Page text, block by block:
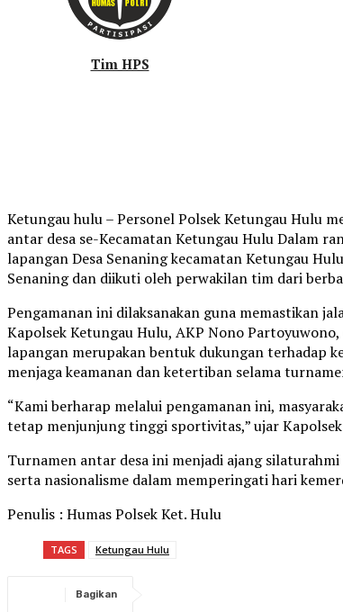
Tim HPS
Ketungau hulu – Personel Polsek Ketungau Hulu
antar desa se-Kecamatan Ketungau Hulu Dalam
lapangan Desa Senaning kecamatan Ketungau
Senaning dan diikuti oleh perwakilan tim dari
Pengamanan ini dilaksanakan guna memastikan
Kapolsek Ketungau Hulu, AKP Nono
lapangan merupakan bentuk dukungan terhadap
menjaga keamanan dan ketertiban selama
“Kami berharap melalui pengamanan ini,
tetap menjunjung tinggi sportivitas,” ujar
Turnamen antar desa ini menjadi ajang
serta nasionalisme dalam memperingati hari
Penulis : Humas Polsek Ket. Hulu
TAGS Ketungau Hulu
Bagikan